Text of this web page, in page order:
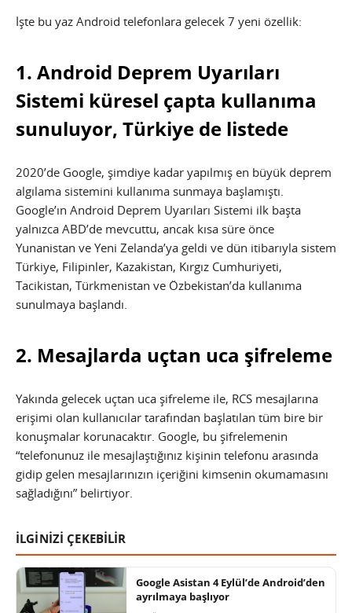
İşte bu yaz Android telefonlara gelecek 7 yeni özellik:
1. Android Deprem Uyarıları
Sistemi küresel çapta kullanıma
sunuluyor, Türkiye de listede
2020’de Google, şimdiye kadar yapılmış en büyük deprem
algılama sistemini kullanıma sunmaya başlamıştı.
Google’ın Android Deprem Uyarıları Sistemi ilk başta
yalnızca ABD’de mevcuttu, ancak kısa süre önce
Yunanistan ve Yeni Zelanda’ya geldi ve dün itibarıyla sistem
Türkiye, Filipinler, Kazakistan, Kırgız Cumhuriyeti,
Tacikistan, Türkmenistan ve Özbekistan’da kullanıma
sunulmaya başlandı.
2. Mesajlarda uçtan uca şifreleme
Yakında gelecek uçtan uca şifreleme ile, RCS mesajlarına
erişimi olan kullanıcılar tarafından başlatılan tüm bire bir
konuşmalar korunacaktır. Google, bu şifrelemenin
“telefonunuz ile mesajlaştığınız kişinin telefonu arasında
gidip gelen mesajlarınızın içeriğini kimsenin okumamasını
sağladığını” belirtiyor.
İLGİNİZİ ÇEKEBİLİR
Google Asistan 4 Eylül’de Android’den
ayrılmaya başlıyor